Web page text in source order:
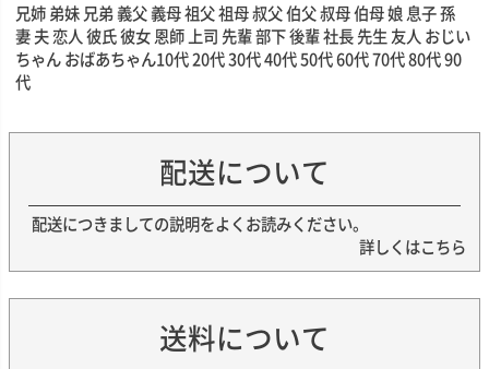
兄姉 弟妹 兄弟 義父 義母 祖父 祖母 叔父 伯父 叔母 伯母 娘 息子 孫
妻 夫 恋人 彼氏 彼女 恩師 上司 先輩 部下 後輩 社長 先生 友人 おじい
ちゃん おばあちゃん10代 20代 30代 40代 50代 60代 70代 80代 90
代
配送について
配送につきましての説明をよくお読みください。
詳しくはこちら
送料について